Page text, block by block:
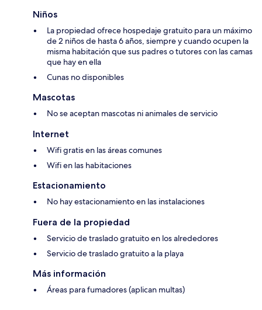
Niños
La propiedad ofrece hospedaje gratuito para un máximo
de 2 niños de hasta 6 años, siempre y cuando ocupen la
misma habitación que sus padres o tutores con las camas
que hay en ella
Cunas no disponibles
Mascotas
No se aceptan mascotas ni animales de servicio
Internet
Wifi gratis en las áreas comunes
Wifi en las habitaciones
Estacionamiento
No hay estacionamiento en las instalaciones
Fuera de la propiedad
Servicio de traslado gratuito en los alrededores
Servicio de traslado gratuito a la playa
Más información
Áreas para fumadores (aplican multas)